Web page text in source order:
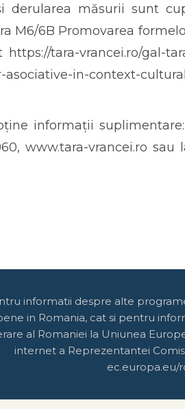
derularea măsurii sunt
M6/6B Promovarea
tara-vrancei.ro/gal-
in-context-
informații suplimentare:
www.tara-vrancei.ro sau
informatii despre alte
in Romania, cat si pentru
al Romaniei la Uniunea
internet a Reprezentantei
ec.europa.eu/